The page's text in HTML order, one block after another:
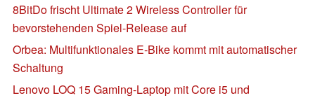
8BitDo frischt Ultimate 2 Wireless Controller für
bevorstehenden Spiel-Release auf
Orbea: Multifunktionales E-Bike kommt mit automatischer
Schaltung
Lenovo LOQ 15 Gaming-Laptop mit Core i5 und